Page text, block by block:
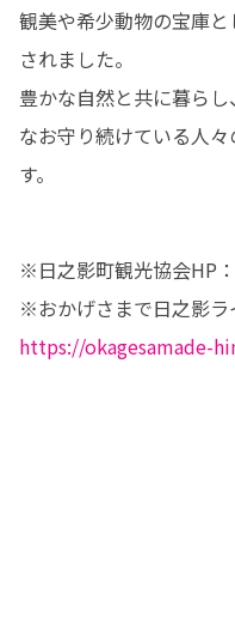
観美や希少動物の宝庫
されました。
豊かな自然と共に暮ら
なお守り続けている人
す。
※日之影町観光協会HP：
※おかげさまで日之影ラ
https://okagesamade-